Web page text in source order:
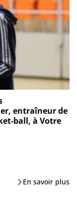
entraîneur de
ball, à Votre
En savoir plus